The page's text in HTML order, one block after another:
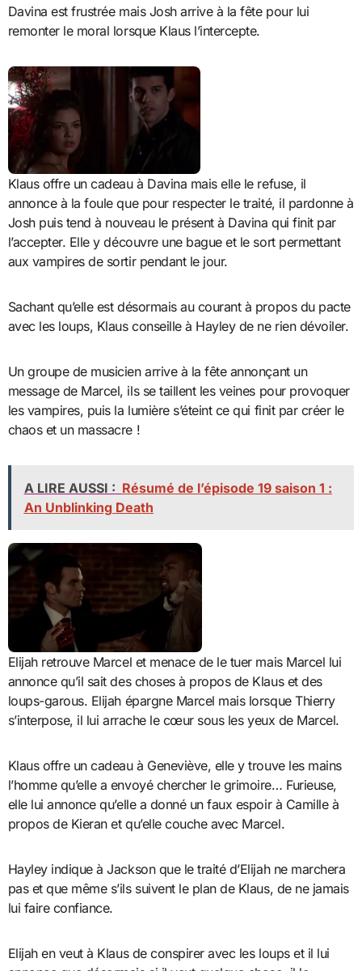
Davina est frustrée mais Josh arrive à la fête pour lui
remonter le moral lorsque Klaus l’intercepte.
Klaus offre un cadeau à Davina mais elle le refuse, il
annonce à la foule que pour respecter le traité, il pardonne à
Josh puis tend à nouveau le présent à Davina qui finit par
l’accepter. Elle y découvre une bague et le sort permettant
aux vampires de sortir pendant le jour.
Sachant qu’elle est désormais au courant à propos du pacte
avec les loups, Klaus conseille à Hayley de ne rien dévoiler.
Un groupe de musicien arrive à la fête annonçant un
message de Marcel, ils se taillent les veines pour provoquer
les vampires, puis la lumière s’éteint ce qui finit par créer le
chaos et un massacre !
A LIRE AUSSI : Résumé de l’épisode 19 saison 1 :
An Unblinking Death
Elijah retrouve Marcel et menace de le tuer mais Marcel lui
annonce qu’il sait des choses à propos de Klaus et des
loups-garous. Elijah épargne Marcel mais lorsque Thierry
s’interpose, il lui arrache le cœur sous les yeux de Marcel.
Klaus offre un cadeau à Geneviève, elle y trouve les mains
l’homme qu’elle a envoyé chercher le grimoire… Furieuse,
elle lui annonce qu’elle a donné un faux espoir à Camille à
propos de Kieran et qu’elle couche avec Marcel.
Hayley indique à Jackson que le traité d’Elijah ne marchera
pas et que même s’ils suivent le plan de Klaus, de ne jamais
lui faire confiance.
Elijah en veut à Klaus de conspirer avec les loups et il lui